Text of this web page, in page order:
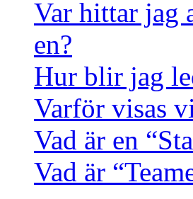
Var hittar jag
en?
Hur blir jag
Varför visas
Vad är en
Vad är